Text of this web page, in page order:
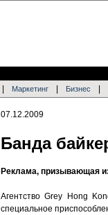
Маркетинг Бизнес
07.12.2009
Банда
Реклама, призывающая
Агентство Grey Hong
специальное